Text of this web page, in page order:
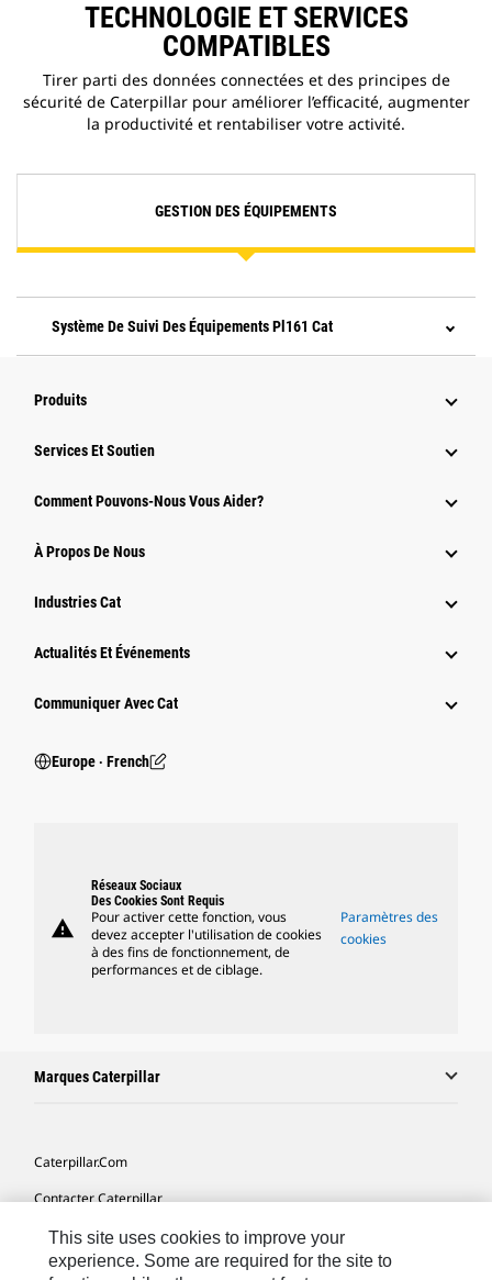
TECHNOLOGIE ET SERVICES
COMPATIBLES
Tirer parti des données connectées et des principes de
sécurité de Caterpillar pour améliorer l’efficacité, augmenter
la productivité et rentabiliser votre activité.
GESTION DES ÉQUIPEMENTS
Système De Suivi Des Équipements Pl161 Cat
Produits
Services Et Soutien
Comment Pouvons-Nous Vous Aider?
À Propos De Nous
Industries Cat
Actualités Et Événements
Communiquer Avec Cat
Europe ‧ French
warning
Réseaux Sociaux
Des Cookies Sont Requis
Pour activer cette fonction, vous
devez accepter l'utilisation de cookies
à des fins de fonctionnement, de
performances et de ciblage.
Paramètres des
cookies
Marques Caterpillar
Caterpillar.com
Contacter Caterpillar
Mes Préférences Marketing
Plan Du Site
This site uses cookies to improve your
experience. Some are required for the site to